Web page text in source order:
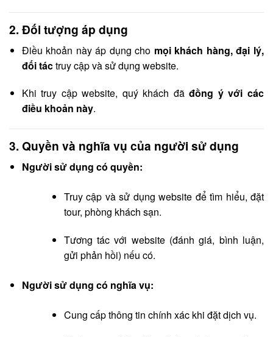
2. Đối tượng áp dụng
Điều khoản này áp dụng cho mọi khách hàng, đại lý,
đối táctruy cập và sử dụng website.
Khi truy cập website, quý khách đãđồng ý với các
điều khoản này.
3. Quyền và nghĩa vụ của người sử dụng
Người sử dụng có quyền:
Truy cập và sử dụng website để tìm hiểu, đặt
tour, phòng khách sạn.
Tương tác với website (đánh giá, bình luận,
gửi phản hồi) nếu có.
Người sử dụng có nghĩa vụ:
Cung cấp thông tin chính xác khi đặt dịch vụ.